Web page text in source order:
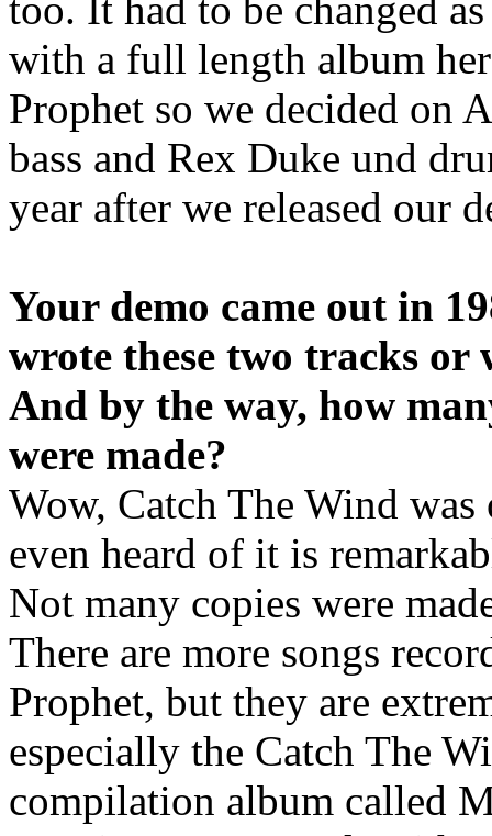
with a full length album
Prophet so we decided on
bass and Rex Duke und
year after we released our
Your demo came out in
wrote these two tracks or
And by the way, how
were made?
Wow, Catch The Wind
even heard of it is
Not many copies were
There are more songs
Prophet, but they are
especially the Catch The
compilation album called